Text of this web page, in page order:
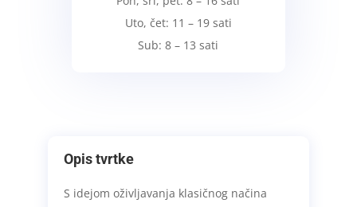
Uto, čet: 11 – 19 sati
Sub: 8 – 13 sati
Opis tvrtke
S idejom oživljavanja klasičnog načina